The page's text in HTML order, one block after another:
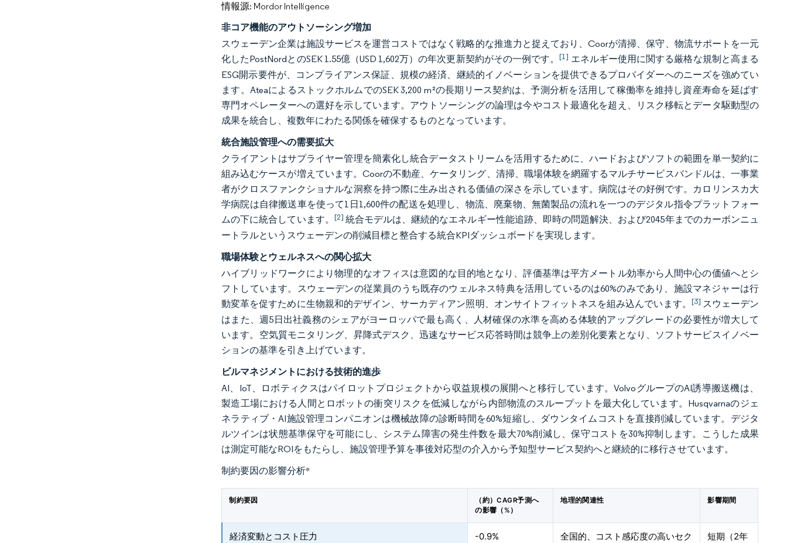
情報源: Mordor Intelligence
非コア機能のアウトソーシング増加
スウェーデン企業は施設サービスを運営コストではなく戦略的な推進力と捉えており、Coorが清掃、保守、物流サポートを一元
化したPostNordとのSEK 1.55億（USD 1,602万）の年次更新契約がその一例です。[1] エネルギー使用に関する厳格な規制と高まる
ESG開示要件が、コンプライアンス保証、規模の経済、継続的イノベーションを提供できるプロバイダーへのニーズを強めてい
ます。AteaによるストックホルムでのSEK 3,200 m²の長期リース契約は、予測分析を活用して稼働率を維持し資産寿命を延ばす
専門オペレーターへの選好を示しています。アウトソーシングの論理は今やコスト最適化を超え、リスク移転とデータ駆動型の
成果を統合し、複数年にわたる関係を確保するものとなっています。
統合施設管理への需要拡大
クライアントはサプライヤー管理を簡素化し統合データストリームを活用するために、ハードおよびソフトの範囲を単一契約に
組み込むケースが増えています。Coorの不動産、ケータリング、清掃、職場体験を網羅するマルチサービスバンドルは、一事業
者がクロスファンクショナルな洞察を持つ際に生み出される価値の深さを示しています。病院はその好例です。カロリンスカ大
学病院は自律搬送車を使って1日1,600件の配送を処理し、物流、廃棄物、無菌製品の流れを一つのデジタル指令プラットフォー
ムの下に統合しています。 [2] 統合モデルは、継続的なエネルギー性能追跡、即時の問題解決、および2045年までのカーボンニュ
ートラルというスウェーデンの削減目標と整合する統合KPIダッシュボードを実現します。
職場体験とウェルネスへの関心拡大
ハイブリッドワークにより物理的なオフィスは意図的な目的地となり、評価基準は平方メートル効率から人間中心の価値へとシ
フトしています。スウェーデンの従業員のうち既存のウェルネス特典を活用しているのは60%のみであり、施設マネジャーは行
動変革を促すために生物親和的デザイン、サーカディアン照明、オンサイトフィットネスを組み込んでいます。 [3] スウェーデン
はまた、週5日出社義務のシェアがヨーロッパで最も高く、人材確保の水準を高める体験的アップグレードの必要性が増大して
います。空気質モニタリング、昇降式デスク、迅速なサービス応答時間は競争上の差別化要素となり、ソフトサービスイノベー
ションの基準を引き上げています。
ビルマネジメントにおける技術的進歩
AI、IoT、ロボティクスはパイロットプロジェクトから収益規模の展開へと移行しています。VolvoグループのAI誘導搬送機は、
製造工場における人間とロボットの衝突リスクを低減しながら内部物流のスループットを最大化しています。Husqvarnaのジェ
ネラティブ・AI施設管理コンパニオンは機械故障の診断時間を60%短縮し、ダウンタイムコストを直接削減しています。デジタ
ルツインは状態基準保守を可能にし、システム障害の発生件数を最大70%削減し、保守コストを30%抑制します。こうした成果
は測定可能なROIをもたらし、施設管理予算を事後対応型の介入から予知型サービス契約へと継続的に移行させています。
制約要因の影響分析*
制約要因
（約）CAGR予測へ
の影響（%）
地理的関連性 影響期間
経済変動とコスト圧力 -0.9%
全国的、コスト感応度の高いセク
短期（2年